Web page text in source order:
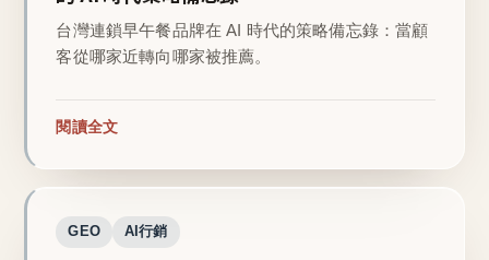
台灣連鎖早午餐品牌在 AI 時代的策略備忘錄：當顧
客從哪家近轉向哪家被推薦。
閱讀全文
GEO AI行銷